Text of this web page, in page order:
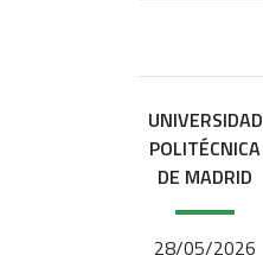
UNIVERSIDAD
POLITÉCNICA
DE MADRID
28/05/2026